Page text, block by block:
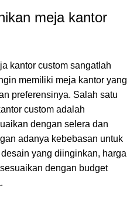
meja kantor
kantor custom sangatlah
memiliki meja kantor yang
preferensinya. Salah satu
custom adalah
dengan selera dan
adanya kebebasan untuk
yang diinginkan, harga
dengan budget